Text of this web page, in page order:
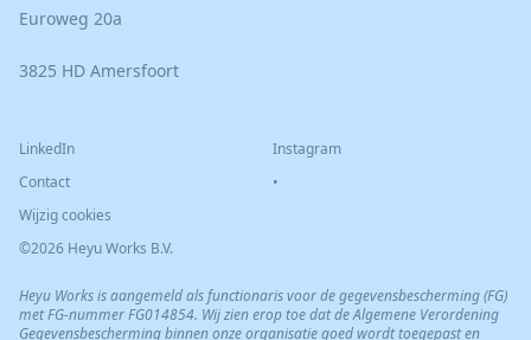
Euroweg 20a
3825 HD Amersfoort
©2026 Heyu Works B.V.
LinkedIn
Instagram
Contact
•
Wijzig cookies
Heyu Works is aangemeld als functionaris voor de gegevensbescherming (FG)
met FG-nummer FG014854. Wij zien erop toe dat de Algemene Verordening
Gegevensbescherming binnen onze organisatie goed wordt toegepast en